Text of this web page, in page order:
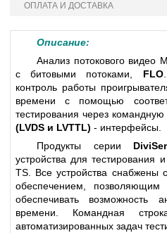
ОПЛАТА И ДОСТАВКА
Описание:
Анализ потокового видео
с битовыми потоками, FLO
контроль работы
времени с помощью
тестирования через командную
(LVDS и LVTTL) - интерфейсы.
Продукты серии
устройства для тестирования
TS. Все устройства снабжены
обеспечением, позволяющим
обеспечивать возможность
времени. Командная
автоматизированных задач